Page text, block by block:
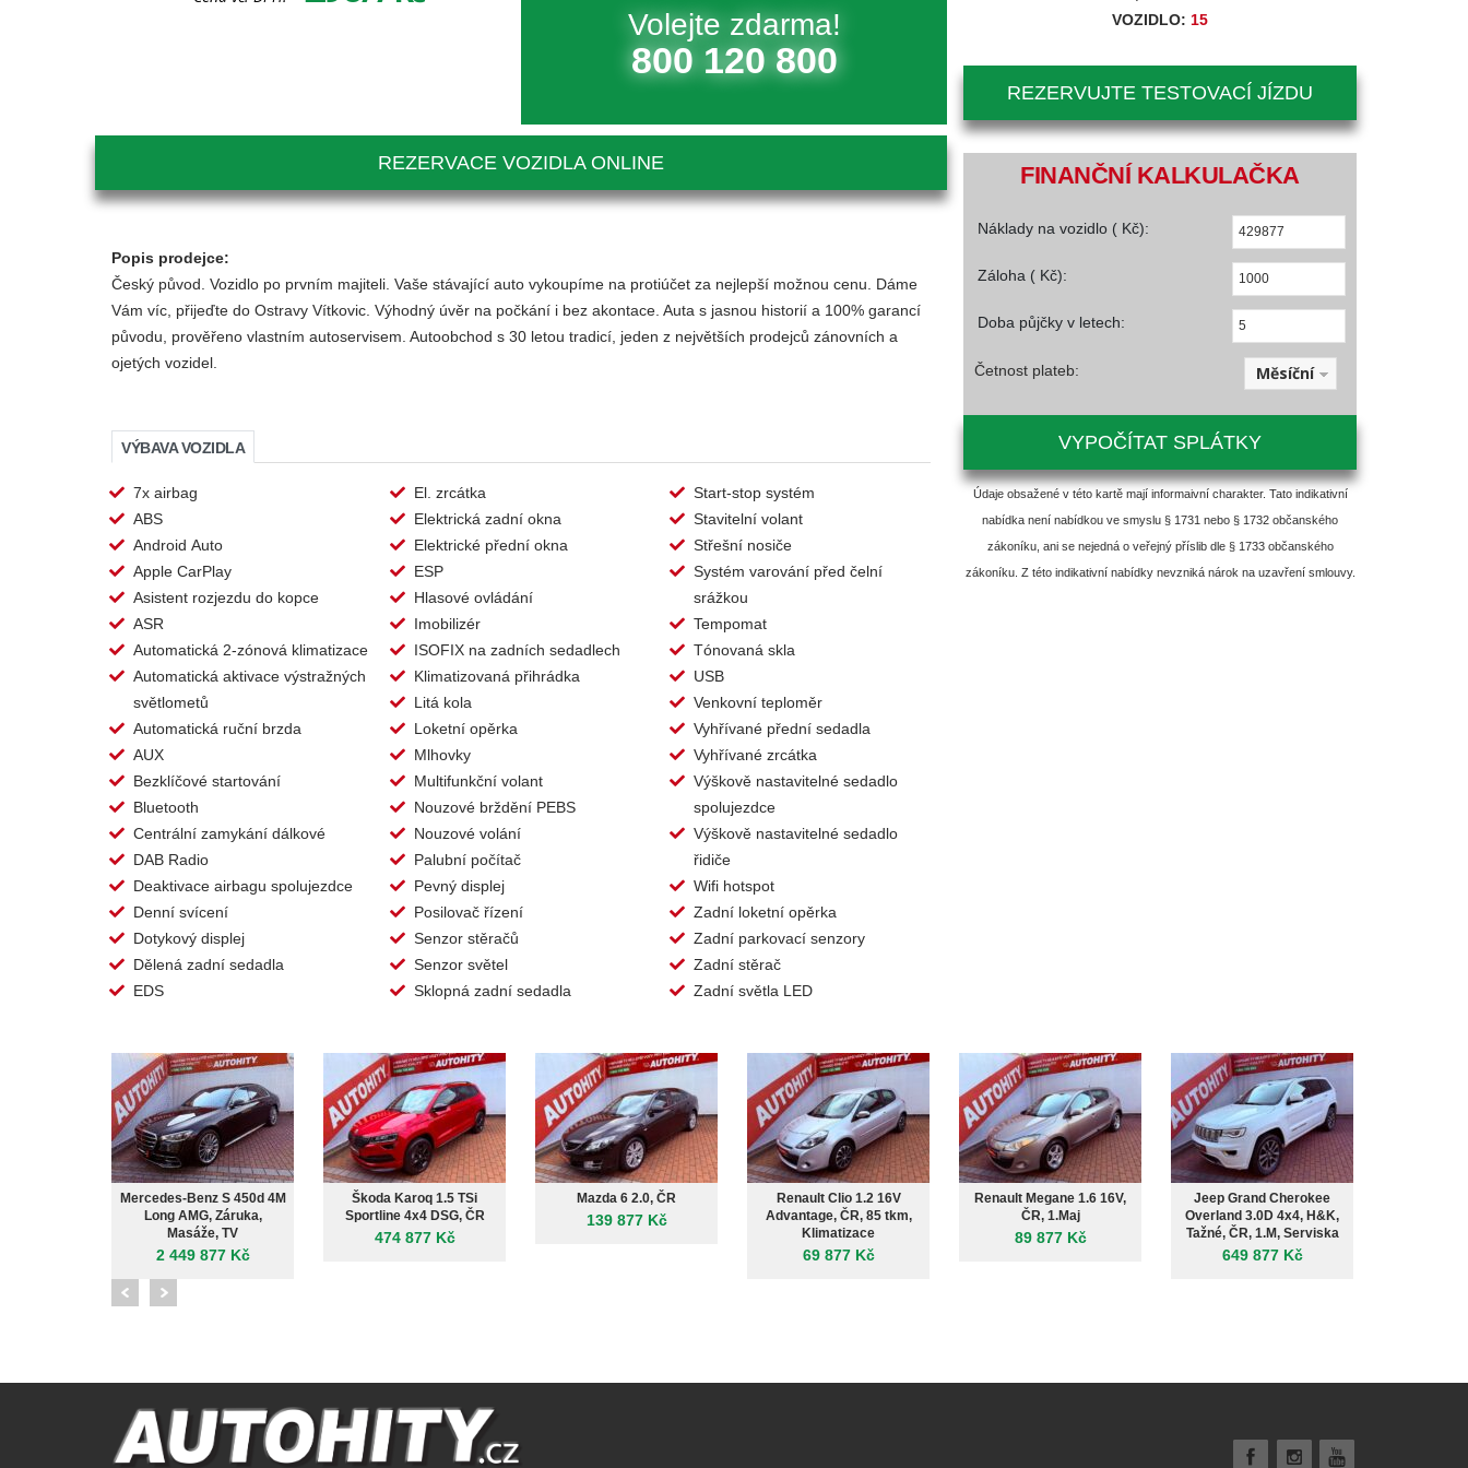
Volejte zdarma!
800 120 800
REZERVACE VOZIDLA ONLINE
Popis prodejce:
Český původ. Vozidlo po prvním majiteli. Vaše stávající auto vykoupíme na protiúčet za nejlepší možnou cenu. Dáme
Vám víc, přijeďte do Ostravy Vítkovic. Výhodný úvěr na počkání i bez akontace. Auta s jasnou historií a 100% garancí
původu, prověřeno vlastním autoservisem. Autoobchod s 30 letou tradicí, jeden z největších prodejců zánovních a
ojetých vozidel.
VÝBAVA VOZIDLA
7x airbag
ABS
Android Auto
Apple CarPlay
Asistent rozjezdu do kopce
ASR
Automatická 2-zónová klimatizace
Automatická aktivace výstražných
světlometů
Automatická ruční brzda
AUX
Bezklíčové startování
Bluetooth
Centrální zamykání dálkové
DAB Radio
Deaktivace airbagu spolujezdce
Denní svícení
Dotykový displej
Dělená zadní sedadla
EDS
El. zrcátka
Elektrická zadní okna
Elektrické přední okna
ESP
Hlasové ovládání
Imobilizér
ISOFIX na zadních sedadlech
Klimatizovaná přihrádka
Litá kola
Loketní opěrka
Mlhovky
Multifunkční volant
Nouzové brždění PEBS
Nouzové volání
Palubní počítač
Pevný displej
Posilovač řízení
Senzor stěračů
Senzor světel
Sklopná zadní sedadla
Start-stop systém
Stavitelní volant
Střešní nosiče
Systém varování před čelní
srážkou
Tempomat
Tónovaná skla
USB
Venkovní teploměr
Vyhřívané přední sedadla
Vyhřívané zrcátka
Výškově nastavitelné sedadlo
spolujezdce
Výškově nastavitelné sedadlo
řidiče
Wifi hotspot
Zadní loketní opěrka
Zadní parkovací senzory
Zadní stěrač
Zadní světla LED
VOZIDLO: 15
REZERVUJTE TESTOVACÍ JÍZDU
FINANČNÍ KALKULAČKA
Náklady na vozidlo ( Kč):
Záloha ( Kč):
Doba půjčky v letech:
Četnost plateb: Měsíční
VYPOČÍTAT SPLÁTKY
Údaje obsažené v této kartě mají informaivní charakter. Tato indikativní
nabídka není nabídkou ve smyslu § 1731 nebo § 1732 občanského
zákoníku, ani se nejedná o veřejný příslib dle § 1733 občanského
zákoníku. Z této indikativní nabídky nevzniká nárok na uzavření smlouvy.
Mercedes-Benz S 450d 4M
Long AMG, Záruka,
Masáže, TV
2 449 877 Kč
Škoda Karoq 1.5 TSi
Sportline 4x4 DSG, ČR
474 877 Kč
Mazda 6 2.0, ČR
139 877 Kč
Renault Clio 1.2 16V
Advantage, ČR, 85 tkm,
Klimatizace
69 877 Kč
Renault Megane 1.6 16V,
ČR, 1.Maj
89 877 Kč
Jeep Grand Cherokee
Overland 3.0D 4x4, H&K,
Tažné, ČR, 1.M, Serviska
649 877 Kč